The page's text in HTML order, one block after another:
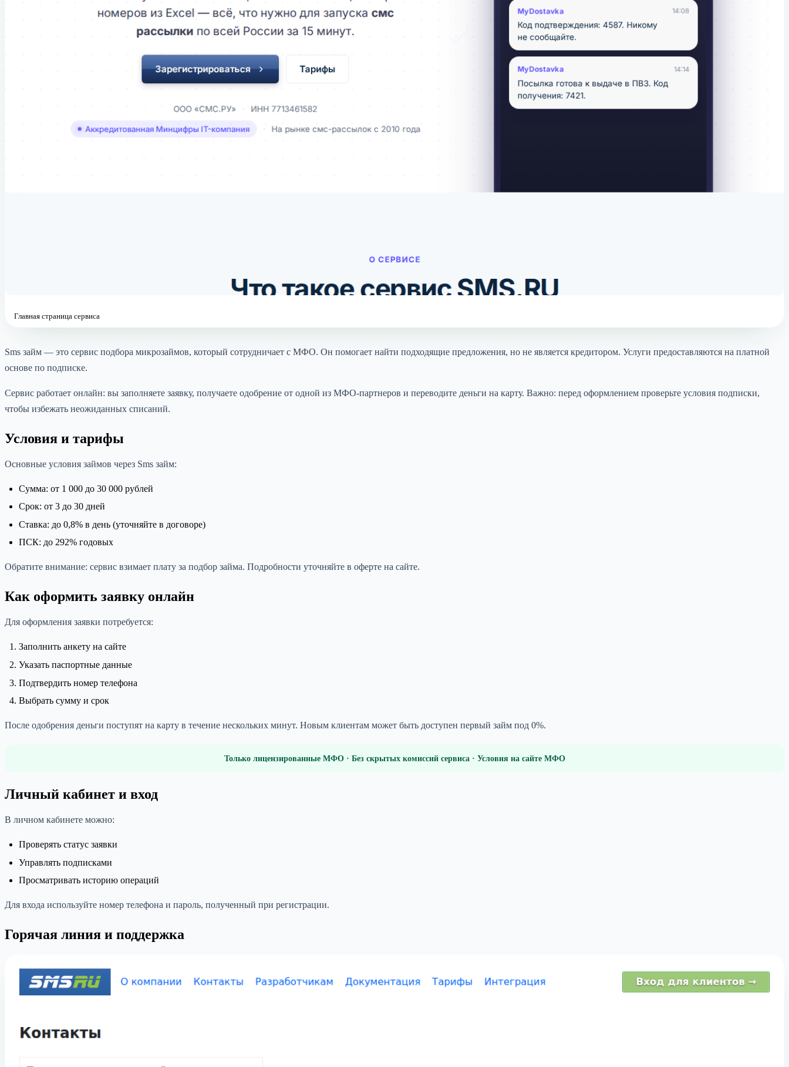
Главная страница сервиса
Sms займ — это сервис подбора микрозаймов, который сотрудничает с МФО. Он помогает найти подходящие предложения, но не является кредитором. Услуги предоставляются на платной
основе по подписке.
Сервис работает онлайн: вы заполняете заявку, получаете одобрение от одной из МФО-партнеров и переводите деньги на карту. Важно: перед оформлением проверьте условия подписки,
чтобы избежать неожиданных списаний.
Условия и тарифы
Основные условия займов через Sms займ:
Сумма: от 1 000 до 30 000 рублей
Срок: от 3 до 30 дней
Ставка: до 0,8% в день (уточняйте в договоре)
ПСК: до 292% годовых
Обратите внимание: сервис взимает плату за подбор займа. Подробности уточняйте в оферте на сайте.
Как оформить заявку онлайн
Для оформления заявки потребуется:
Заполнить анкету на сайте
Указать паспортные данные
Подтвердить номер телефона
Выбрать сумму и срок
После одобрения деньги поступят на карту в течение нескольких минут. Новым клиентам может быть доступен первый займ под 0%.
Только лицензированные МФО · Без скрытых комиссий сервиса · Условия на сайте МФО
Личный кабинет и вход
В личном кабинете можно:
Проверять статус заявки
Управлять подписками
Просматривать историю операций
Для входа используйте номер телефона и пароль, полученный при регистрации.
Горячая линия и поддержка